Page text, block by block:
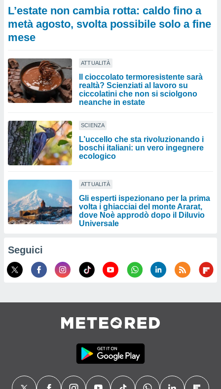
L’estate non cambia rotta: caldo fino a
metà agosto, svolta possibile solo a fine
mese
ATTUALITÀ
Il cioccolato termoresistente sarà
realtà? Scienziati al lavoro su
ciccolatini che non si sciolgono
neanche in estate
SCIENZA
L’uccello che sta rivoluzionando i
boschi italiani: un vero ingegnere
ecologico
ATTUALITÀ
Gli esperti ispezionano per la prima
volta i ghiacciai del monte Ararat,
dove Noè approdò dopo il Diluvio
Universale
Seguici